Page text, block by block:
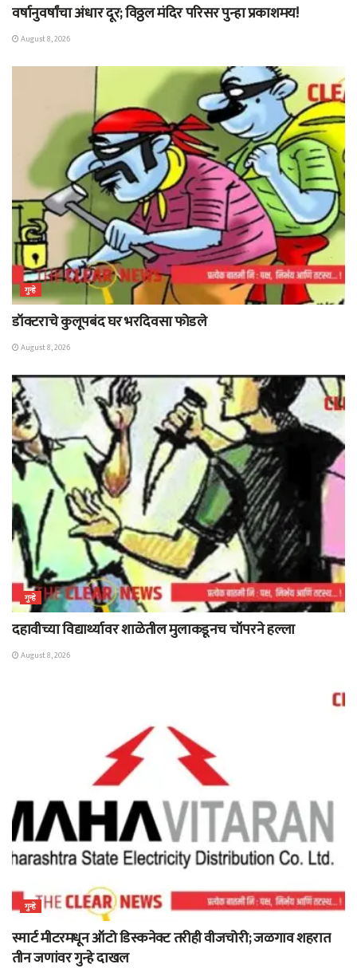
वर्षानुवर्षांचा अंधार दूर; विठ्ठल मंदिर परिसर पुन्हा प्रकाशमय!
August 8, 2026
गुन्हे
डॉक्टराचे कुलूपबंद घर भरदिवसा फोडले
August 8, 2026
गुन्हे
दहावीच्या विद्यार्थ्यावर शाळेतील मुलाकडूनच चॉपरने हल्ला
August 8, 2026
गुन्हे
स्मार्ट मीटरमधून ऑटो डिस्कनेक्ट तरीही वीजचोरी; जळगाव शहरात
तीन जणांवर गुन्हे दाखल